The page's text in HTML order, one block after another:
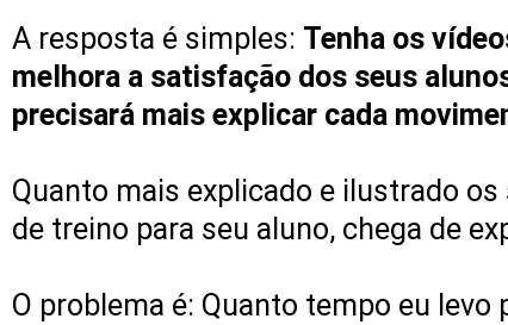
A resposta é simples: Tenha os
melhora a satisfação dos seus
precisará mais explicar cada
Quanto mais explicado e ilustrado
de treino para seu aluno, chega de
O problema é: Quanto tempo eu